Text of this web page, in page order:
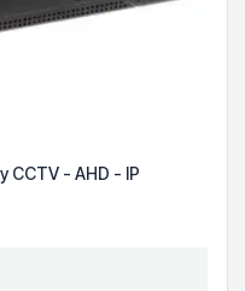
- AHD - IP